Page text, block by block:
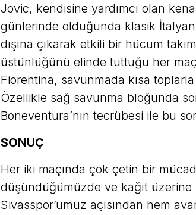
Jovic, kendisine yardımcı olan
günlerinde olduğunda klasik İtalyan
dışına çıkarak etkili bir hücum
üstünlüğünü elinde tuttuğu her
Fiorentina, savunmada kısa
Özellikle sağ savunma bloğunda
Boneventura’nın tecrübesi ile bu
SONUÇ
Her iki maçında çok çetin bir
düşündüğümüzde ve kağıt üzerine
Sivasspor’umuz açısından hem